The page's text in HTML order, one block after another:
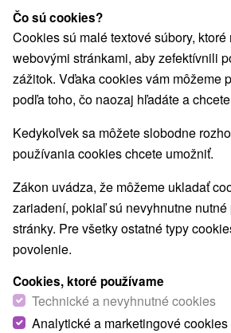
Vyberte lokalitu alebo termín
Obce a mesta
Košice - Západ(1) Košice - Staré
VŠETKY TOP -
Čo sú cookies?
Cookies sú malé textové súbory,
webovými stránkami, aby zefektívnili
zážitok. Vďaka cookies vám môžeme
podľa toho, čo naozaj hľadáte a
Kedykoľvek sa môžete slobodne
používania cookies chcete umožniť.
Zákon uvádza, že môžeme ukladať
zariadení, pokiaľ sú nevyhnutne
stránky. Pre všetky ostatné typy
povolenie.
Cookies, ktoré používame
Technické a nevyhnutné cookies
Analytické a marketingové cookies